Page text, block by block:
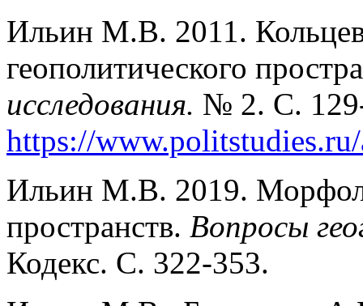
Ильин М.В. 2011.
геополитического
исследования. № 2. С.
https://
Ильин М.В. 2019.
пространств. Вопросы
Кодекс. С. 322-353.